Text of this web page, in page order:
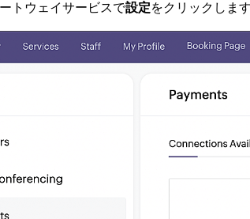
トウェイサービスで設定をクリックしま